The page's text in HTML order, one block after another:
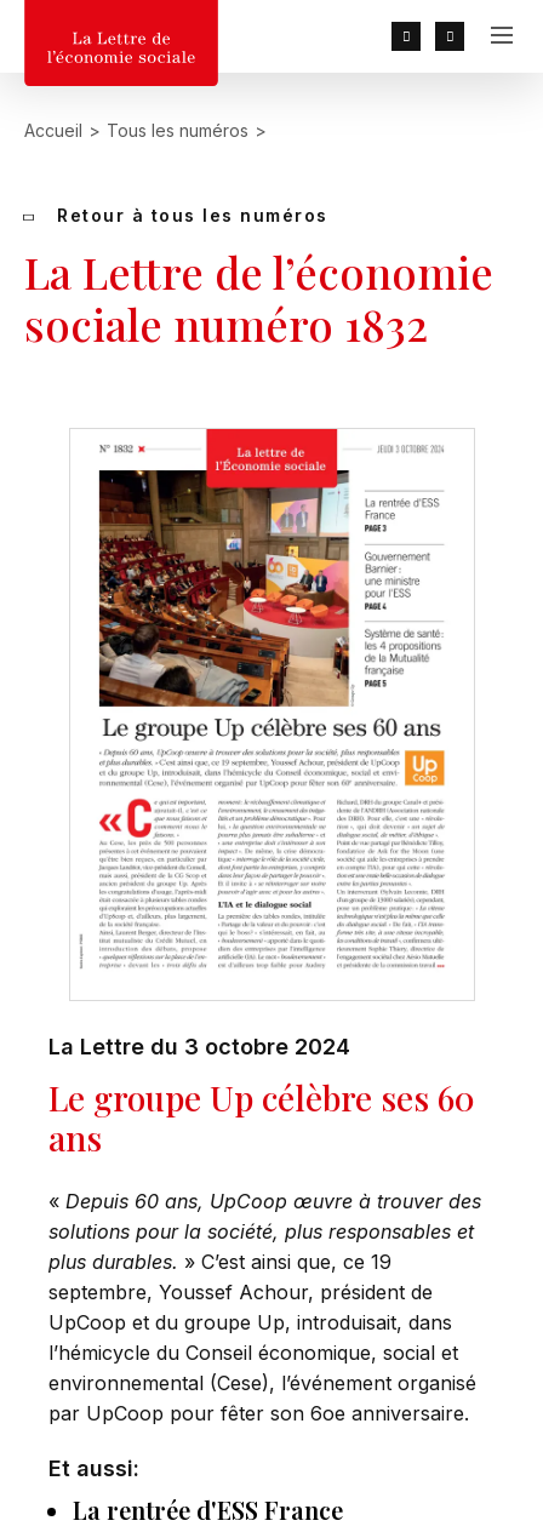
Accueil > Tous les numéros >
La Lettre de l’économie
sociale numéro 1832
Retour à tous les numéros
La Lettre du 3 octobre 2024
Le groupe Up célèbre ses 60
ans
« Depuis 60 ans, UpCoop œuvre à trouver des
solutions pour la société, plus responsables et
plus durables. » C’est ainsi que, ce 19
septembre, Youssef Achour, président de
UpCoop et du groupe Up, introduisait, dans
l’hémicycle du Conseil économique, social et
environnemental (Cese), l’événement organisé
par UpCoop pour fêter son 6oe anniversaire.
Et aussi:
La rentrée d'ESS France